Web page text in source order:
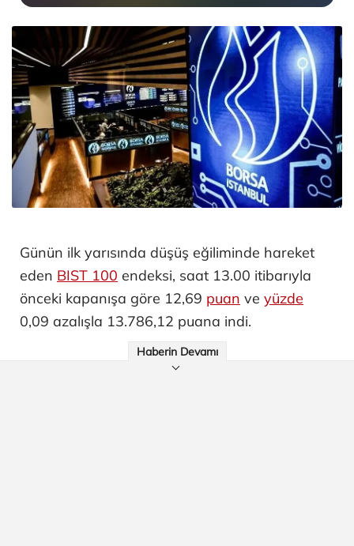
Günün ilk yarısında düşüş eğiliminde hareket
eden BIST 100 endeksi, saat 13.00 itibarıyla
önceki kapanışa göre 12,69 puan ve yüzde
0,09 azalışla 13.786,12 puana indi.
Haberin Devamı